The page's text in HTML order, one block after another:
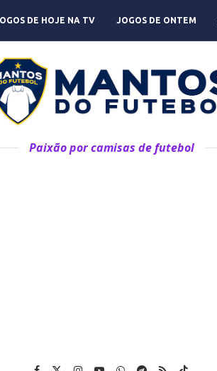
DE HOJE NA TV JOGOS DE ONTEM
Paixão por camisas de futebol